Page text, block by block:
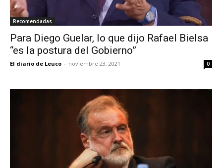
Recomendadas
Para Diego Guelar, lo que dijo Rafael Bielsa
“es la postura del Gobierno”
El diario de Leuco - noviembre 23, 2021 0